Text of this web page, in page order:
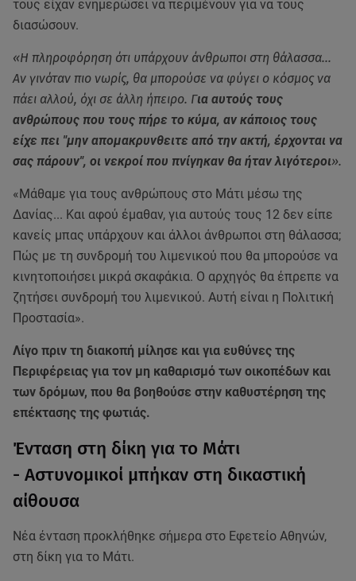
τους είχαν ενημερώσει να περιμένουν για να τους
διασώσουν.
«Η πληροφόρηση ότι υπάρχουν άνθρωποι στη θάλασσα...
Αν γινόταν πιο νωρίς, θα μπορούσε να φύγει ο κόσμος να
πάει αλλού, όχι σε άλλη ήπειρο. Για αυτούς τους
ανθρώπους που τους πήρε το κύμα, αν κάποιος τους
είχε πει "μην απομακρυνθειτε από την ακτή, έρχονται να
σας πάρουν", οι νεκροί που πνίγηκαν θα ήταν λιγότεροι».
«Μάθαμε για τους ανθρώπους στο Μάτι μέσω της
Δανίας... Και αφού έμαθαν, για αυτούς τους 12 δεν είπε
κανείς μπας υπάρχουν και άλλοι άνθρωποι στη θάλασσα;
Πώς με τη συνδρομή του λιμενικού που θα μπορούσε να
κινητοποιήσει μικρά σκαφάκια. Ο αρχηγός θα έπρεπε να
ζητήσει συνδρομή του λιμενικού. Αυτή είναι η Πολιτική
Προστασία».
Λίγο πριν τη διακοπή μίλησε και για ευθύνες της
Περιφέρειας για τον μη καθαρισμό των οικοπέδων και
των δρόμων, που θα βοηθούσε στην καθυστέρηση της
επέκτασης της φωτιάς.
Ένταση στη δίκη για το Μάτι
- Αστυνομικοί μπήκαν στη δικαστική
αίθουσα
Νέα ένταση προκλήθηκε σήμερα στο Εφετείο Αθηνών,
στη δίκη για το Μάτι.